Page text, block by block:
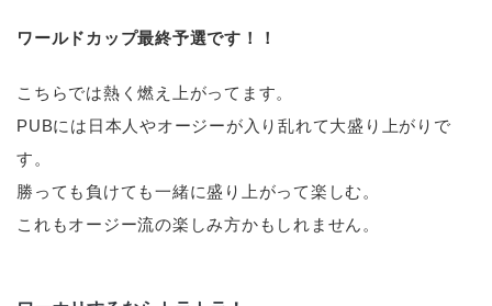
ワールドカップ最終予選です！！
こちらでは熱く燃え上がってます。
PUBには日本人やオージーが入り乱れて大盛り上がりで
す。
勝っても負けても一緒に盛り上がって楽しむ。
これもオージー流の楽しみ方かもしれません。